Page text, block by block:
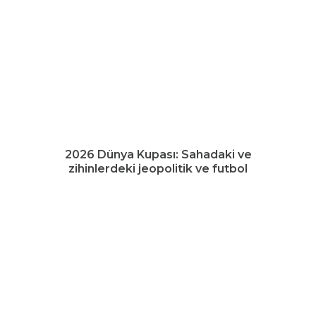
2026 Dünya Kupası: Sahadaki ve
zihinlerdeki jeopolitik ve futbol